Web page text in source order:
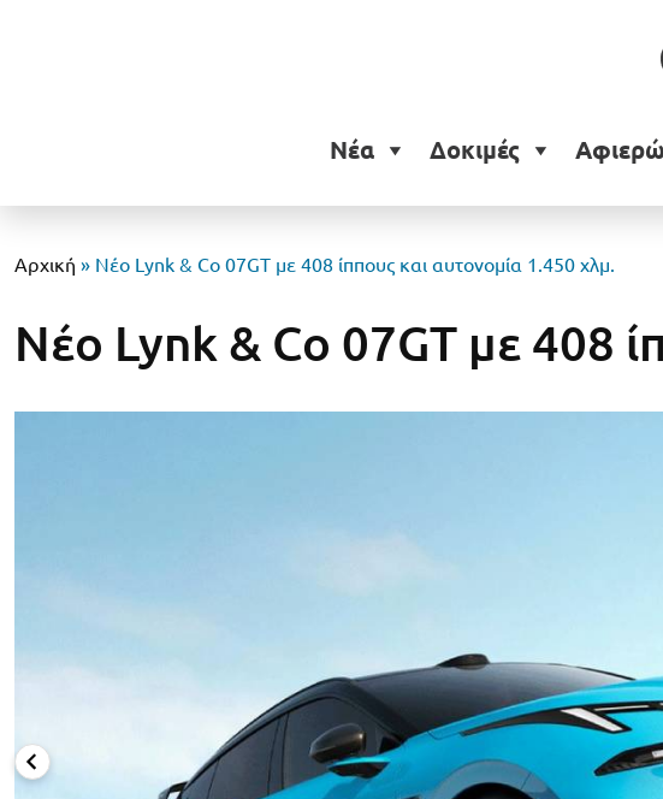
Νέα Δοκιμές
Αρχική » Νέο Lynk & Co 07GT με 408 ίππους και αυτονομία 1.450 χλμ.
Νέο Lynk & Co 07GT με 408